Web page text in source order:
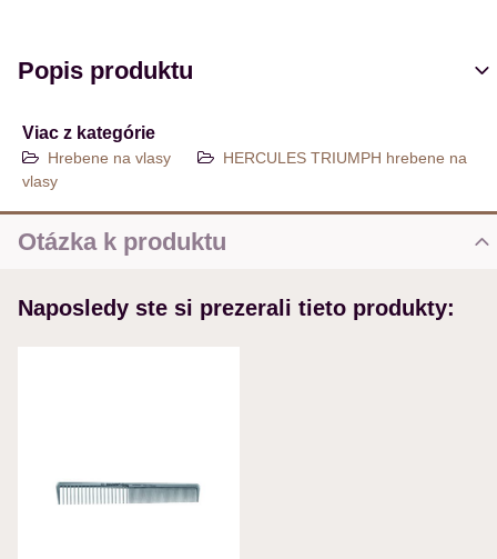
Popis produktu
Viac z kategórie
Hrebene na vlasy
HERCULES TRIUMPH hrebene na
vlasy
Otázka k produktu
MENO
VAŠA OTÁZKA K PRODUKTU
Naposledy ste si prezerali tieto produkty: